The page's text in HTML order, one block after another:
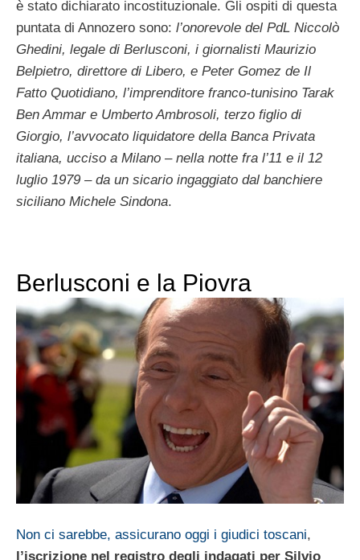
è stato dichiarato incostituzionale. Gli ospiti di questa
puntata di Annozero sono: l’onorevole del PdL Niccolò
Ghedini, legale di Berlusconi, i giornalisti Maurizio
Belpietro, direttore di Libero, e Peter Gomez de Il
Fatto Quotidiano, l’imprenditore franco-tunisino Tarak
Ben Ammar e Umberto Ambrosoli, terzo figlio di
Giorgio, l’avvocato liquidatore della Banca Privata
italiana, ucciso a Milano – nella notte fra l’11 e il 12
luglio 1979 – da un sicario ingaggiato dal banchiere
siciliano Michele Sindona.
Berlusconi e la Piovra
Non ci sarebbe, assicurano oggi i giudici toscani,
l’iscrizione nel registro degli indagati per Silvio